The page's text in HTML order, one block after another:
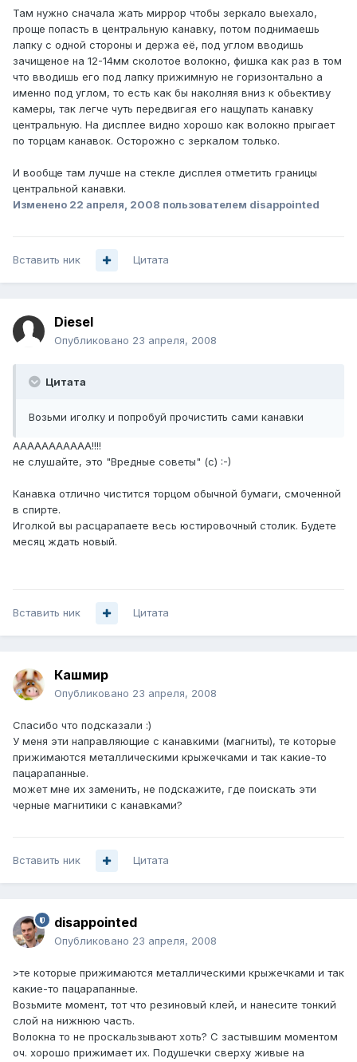
Там нужно сначала жать миррор чтобы зеркало выехало,
проще попасть в центральную канавку, потом поднимаешь
лапку с одной стороны и держа её, под углом вводишь
зачищеное на 12-14мм сколотое волокно, фишка как раз в том
что вводишь его под лапку прижимную не горизонтально а
именно под углом, то есть как бы наколняя вниз к обьективу
камеры, так легче чуть передвигая его нащупать канавку
центральную. На дисплее видно хорошо как волокно прыгает
по торцам канавок. Осторожно с зеркалом только.
И вообще там лучше на стекле дисплея отметить границы
центральной канавки.
Изменено 22 апреля, 2008 пользователем disappointed
Вставить ник Цитата
Diesel
Опубликовано 23 апреля, 2008
Цитата
Возьми иголку и попробуй прочистить сами канавки
ААААААААААА!!!!
не слушайте, это "Вредные советы" (с) :-)
Канавка отлично чистится торцом обычной бумаги, смоченной
в спирте.
Иголкой вы расцарапаете весь юстировочный столик. Будете
месяц ждать новый.
Вставить ник Цитата
Кашмир
Опубликовано 23 апреля, 2008
Спасибо что подсказали :)
У меня эти направляющие с канавкими (магниты), те которые
прижимаются металлическими крыжечками и так какие-то
пацарапанные.
может мне их заменить, не подскажите, где поискать эти
черные магнитики с канавками?
Вставить ник Цитата
disappointed
Опубликовано 23 апреля, 2008
>те которые прижимаются металлическими крыжечками и так
какие-то пацарапанные.
Возьмите момент, тот что резиновый клей, и нанесите тонкий
слой на нижнюю часть.
Волокна то не проскальзывают хоть? С застывшим моментом
оч. хорошо прижимает их. Подушечки сверху живые на